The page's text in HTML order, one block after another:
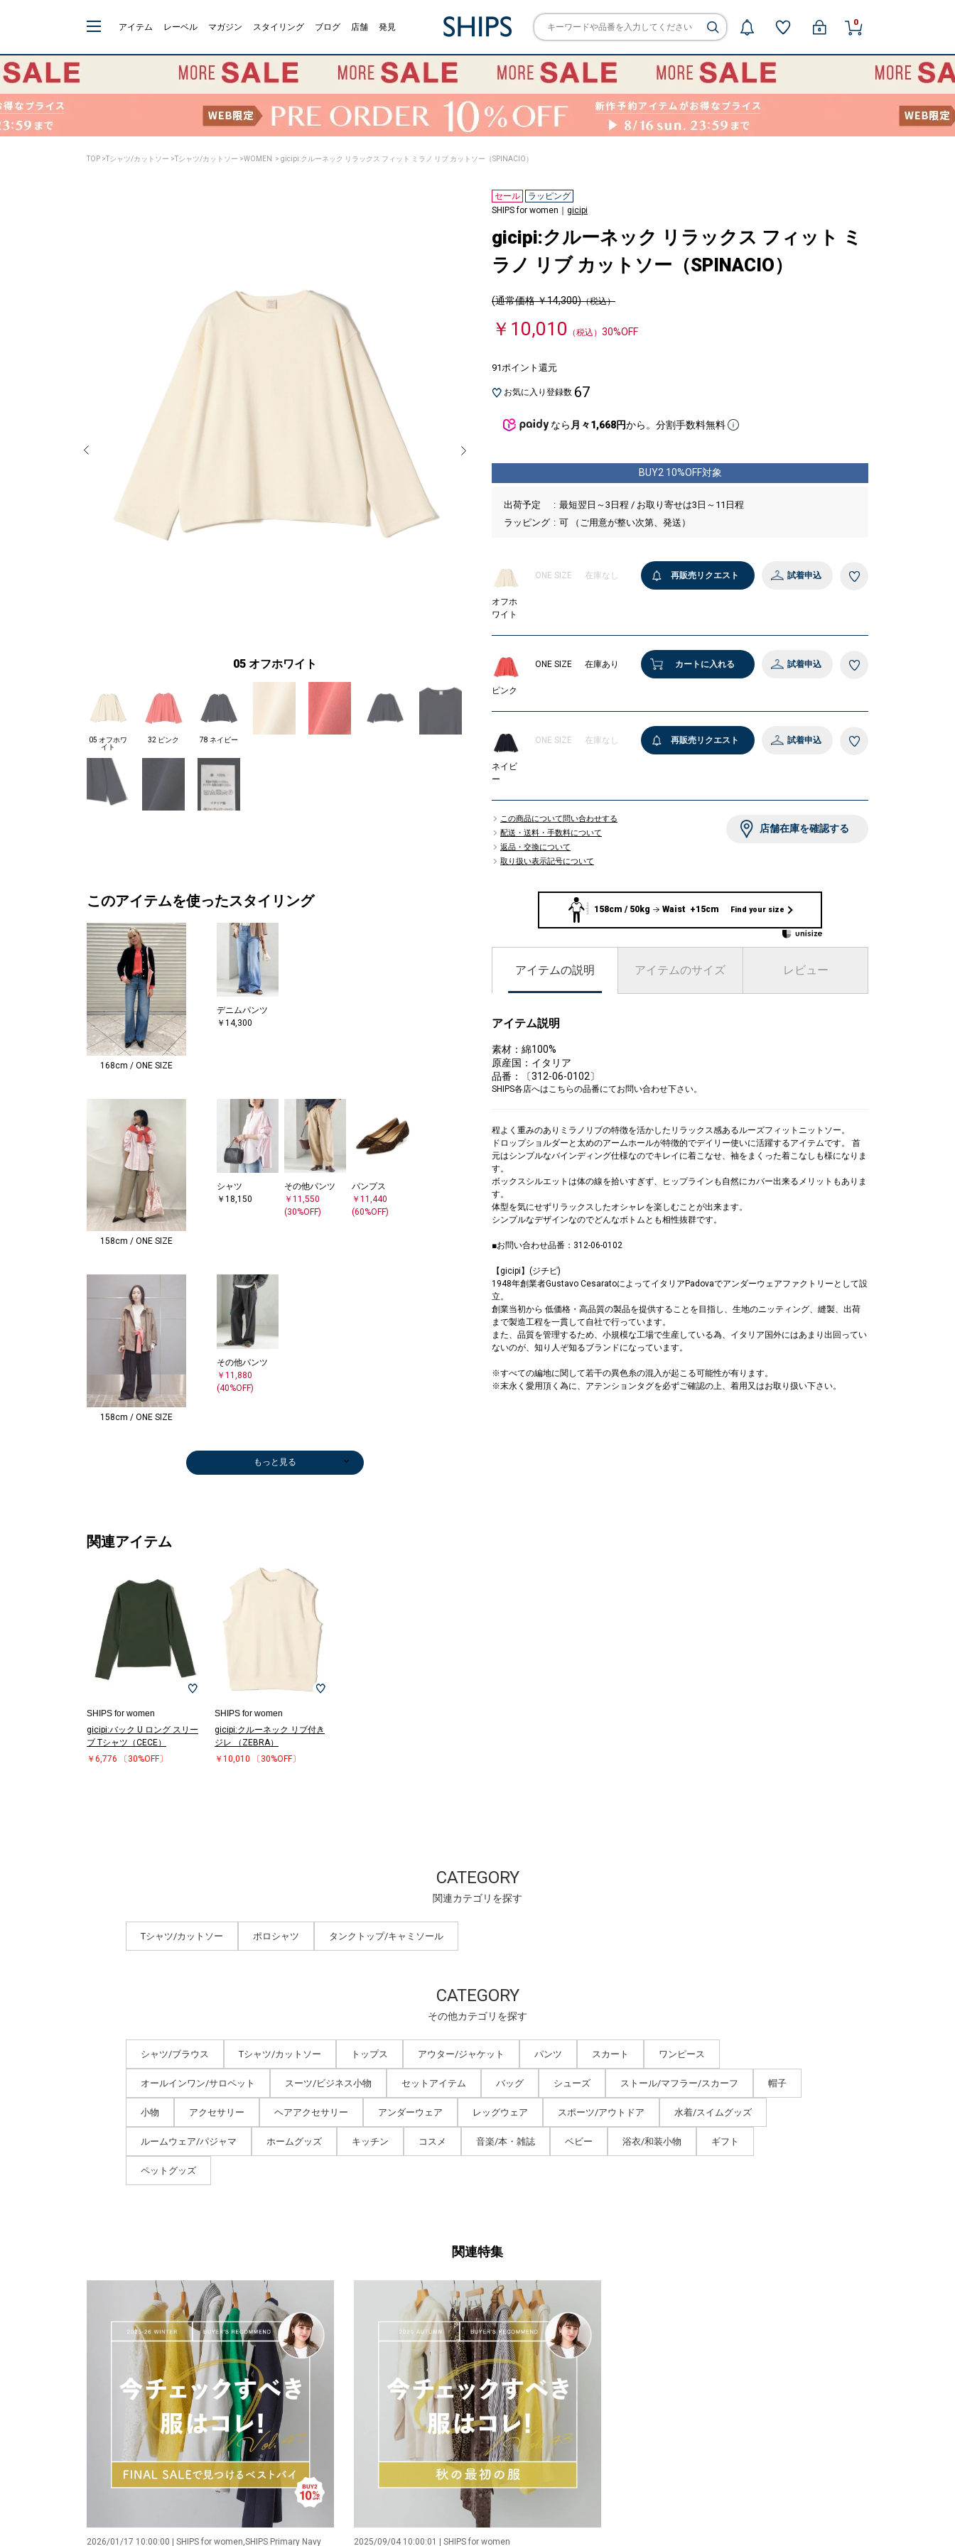
アイテム レーベル マガジン スタイリング ブログ 店舗 発見 0
TOP >Tシャツ/カットソー >Tシャツ/カットソー >WOMEN > gicipi:クルーネック リラックス フィット ミラノ リブ カットソー（SPINACIO）
05 オフホワイト 32 ピンク
05 オフホワ
イト
32 ピンク 78 ネイビー
このアイテムを使ったスタイリング
168cm / ONE SIZE
デニムパンツ
￥14,300
158cm / ONE SIZE
シャツ
￥18,150
その他パンツ
￥11,550
(30%OFF)
パンプス
￥11,440
(60%OFF)
158cm / ONE SIZE
その他パンツ
￥11,880
(40%OFF)
(30%OFF)
もっと見る
関連アイテム
SHIPS for women
gicipi:バック U ロング スリー
ブ Tシャツ（CECE）
￥6,776
〔30%OFF〕
SHIPS for women
gicipi:クルーネック リブ付き
ジレ （ZEBRA）
￥10,010
〔30%OFF〕
セール
ラッピング
SHIPS for women｜ gicipi
gicipi:クルーネック リラックス フィット ミ
ラノ リブ カットソー（SPINACIO）
(通常価格 ￥14,300)（税込）
￥10,010 （税込） 30%OFF
91ポイント還元
お気に入り登録数 67
なら 月々1,668円から。分割手数料無料
BUY2 10%OFF対象
出荷予定
最短翌日～3日程 / お取り寄せは3日～11日程
ラッピング
可 （ご用意が整い次第、発送）
オフホ
ワイト
ONE SIZE 在庫なし 再販売リクエスト 試着申込
ピンク
ONE SIZE 在庫あり カートに入れる 試着申込
ネイビ
ー
ONE SIZE 在庫なし 再販売リクエスト 試着申込
この商品について問い合わせする
配送・送料・手数料について
返品・交換について
取り扱い表示記号について
店舗在庫を確認する
158cm / 50kg Waist +15cm Find your size
アイテムの説明 アイテムのサイズ レビュー
アイテム説明
素材：綿100%
原産国：イタリア
品番：〔312-06-0102〕
SHIPS各店へはこちらの品番にてお問い合わせ下さい。
程よく重みのありミラノリブの特徴を活かしたリラックス感あるルーズフィットニットソー。
ドロップショルダーと太めのアームホールが特徴的でデイリー使いに活躍するアイテムです。 首
元はシンプルなバインディング仕様なのでキレイに着こなせ、袖をまくった着こなしも様になりま
す。
ボックスシルエットは体の線を拾いすぎず、ヒップラインも自然にカバー出来るメリットもありま
す。
体型を気にせずリラックスしたオシャレを楽しむことが出来ます。
シンプルなデザインなのでどんなボトムとも相性抜群です。
■お問い合わせ品番：312-06-0102
【gicipi】(ジチピ)
1948年創業者Gustavo CesaratoによってイタリアPadovaでアンダーウェアファクトリーとして設
立。
創業当初から 低価格・高品質の製品を提供することを目指し、生地のニッティング、縫製、出荷
まで製造工程を一貫して自社で行っています。
また、品質を管理するため、小規模な工場で生産している為、イタリア国外にはあまり出回ってい
ないのが、知り人ぞ知るブランドになっています。
※すべての編地に関して若干の異色糸の混入が起こる可能性が有ります。
※末永く愛用頂く為に、アテンションタグを必ずご確認の上、着用又はお取り扱い下さい。
CATEGORY
関連カテゴリを探す
Tシャツ/カットソー ポロシャツ タンクトップ/キャミソール
CATEGORY
その他カテゴリを探す
シャツ/ブラウス Tシャツ/カットソー トップス アウター/ジャケット パンツ スカート ワンピース
オールインワン/サロペット スーツ/ビジネス小物 セットアイテム バッグ シューズ ストール/マフラー/スカーフ 帽子
小物 アクセサリー ヘアアクセサリー アンダーウェア レッグウェア スポーツ/アウトドア 水着/スイムグッズ
ルームウェア/パジャマ ホームグッズ キッチン コスメ 音楽/本・雑誌 ベビー 浴衣/和装小物 ギフト
ペットグッズ
関連特集
2026/01/17 10:00:00 | SHIPS for women,SHIPS Primary Navy 2025/09/04 10:00:01 | SHIPS for women